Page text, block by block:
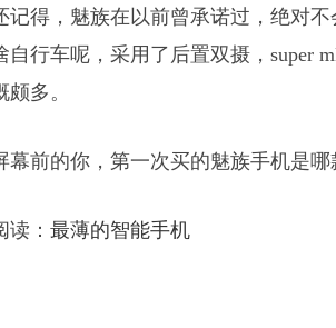
记得，魅族在以前曾承诺过，绝对
自行车呢，采用了后置双摄，super
多。
幕前的你，第一次买的魅族手机是哪
读： 最薄的智能手机